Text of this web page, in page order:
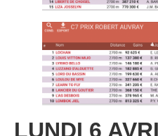
LUNDI 6